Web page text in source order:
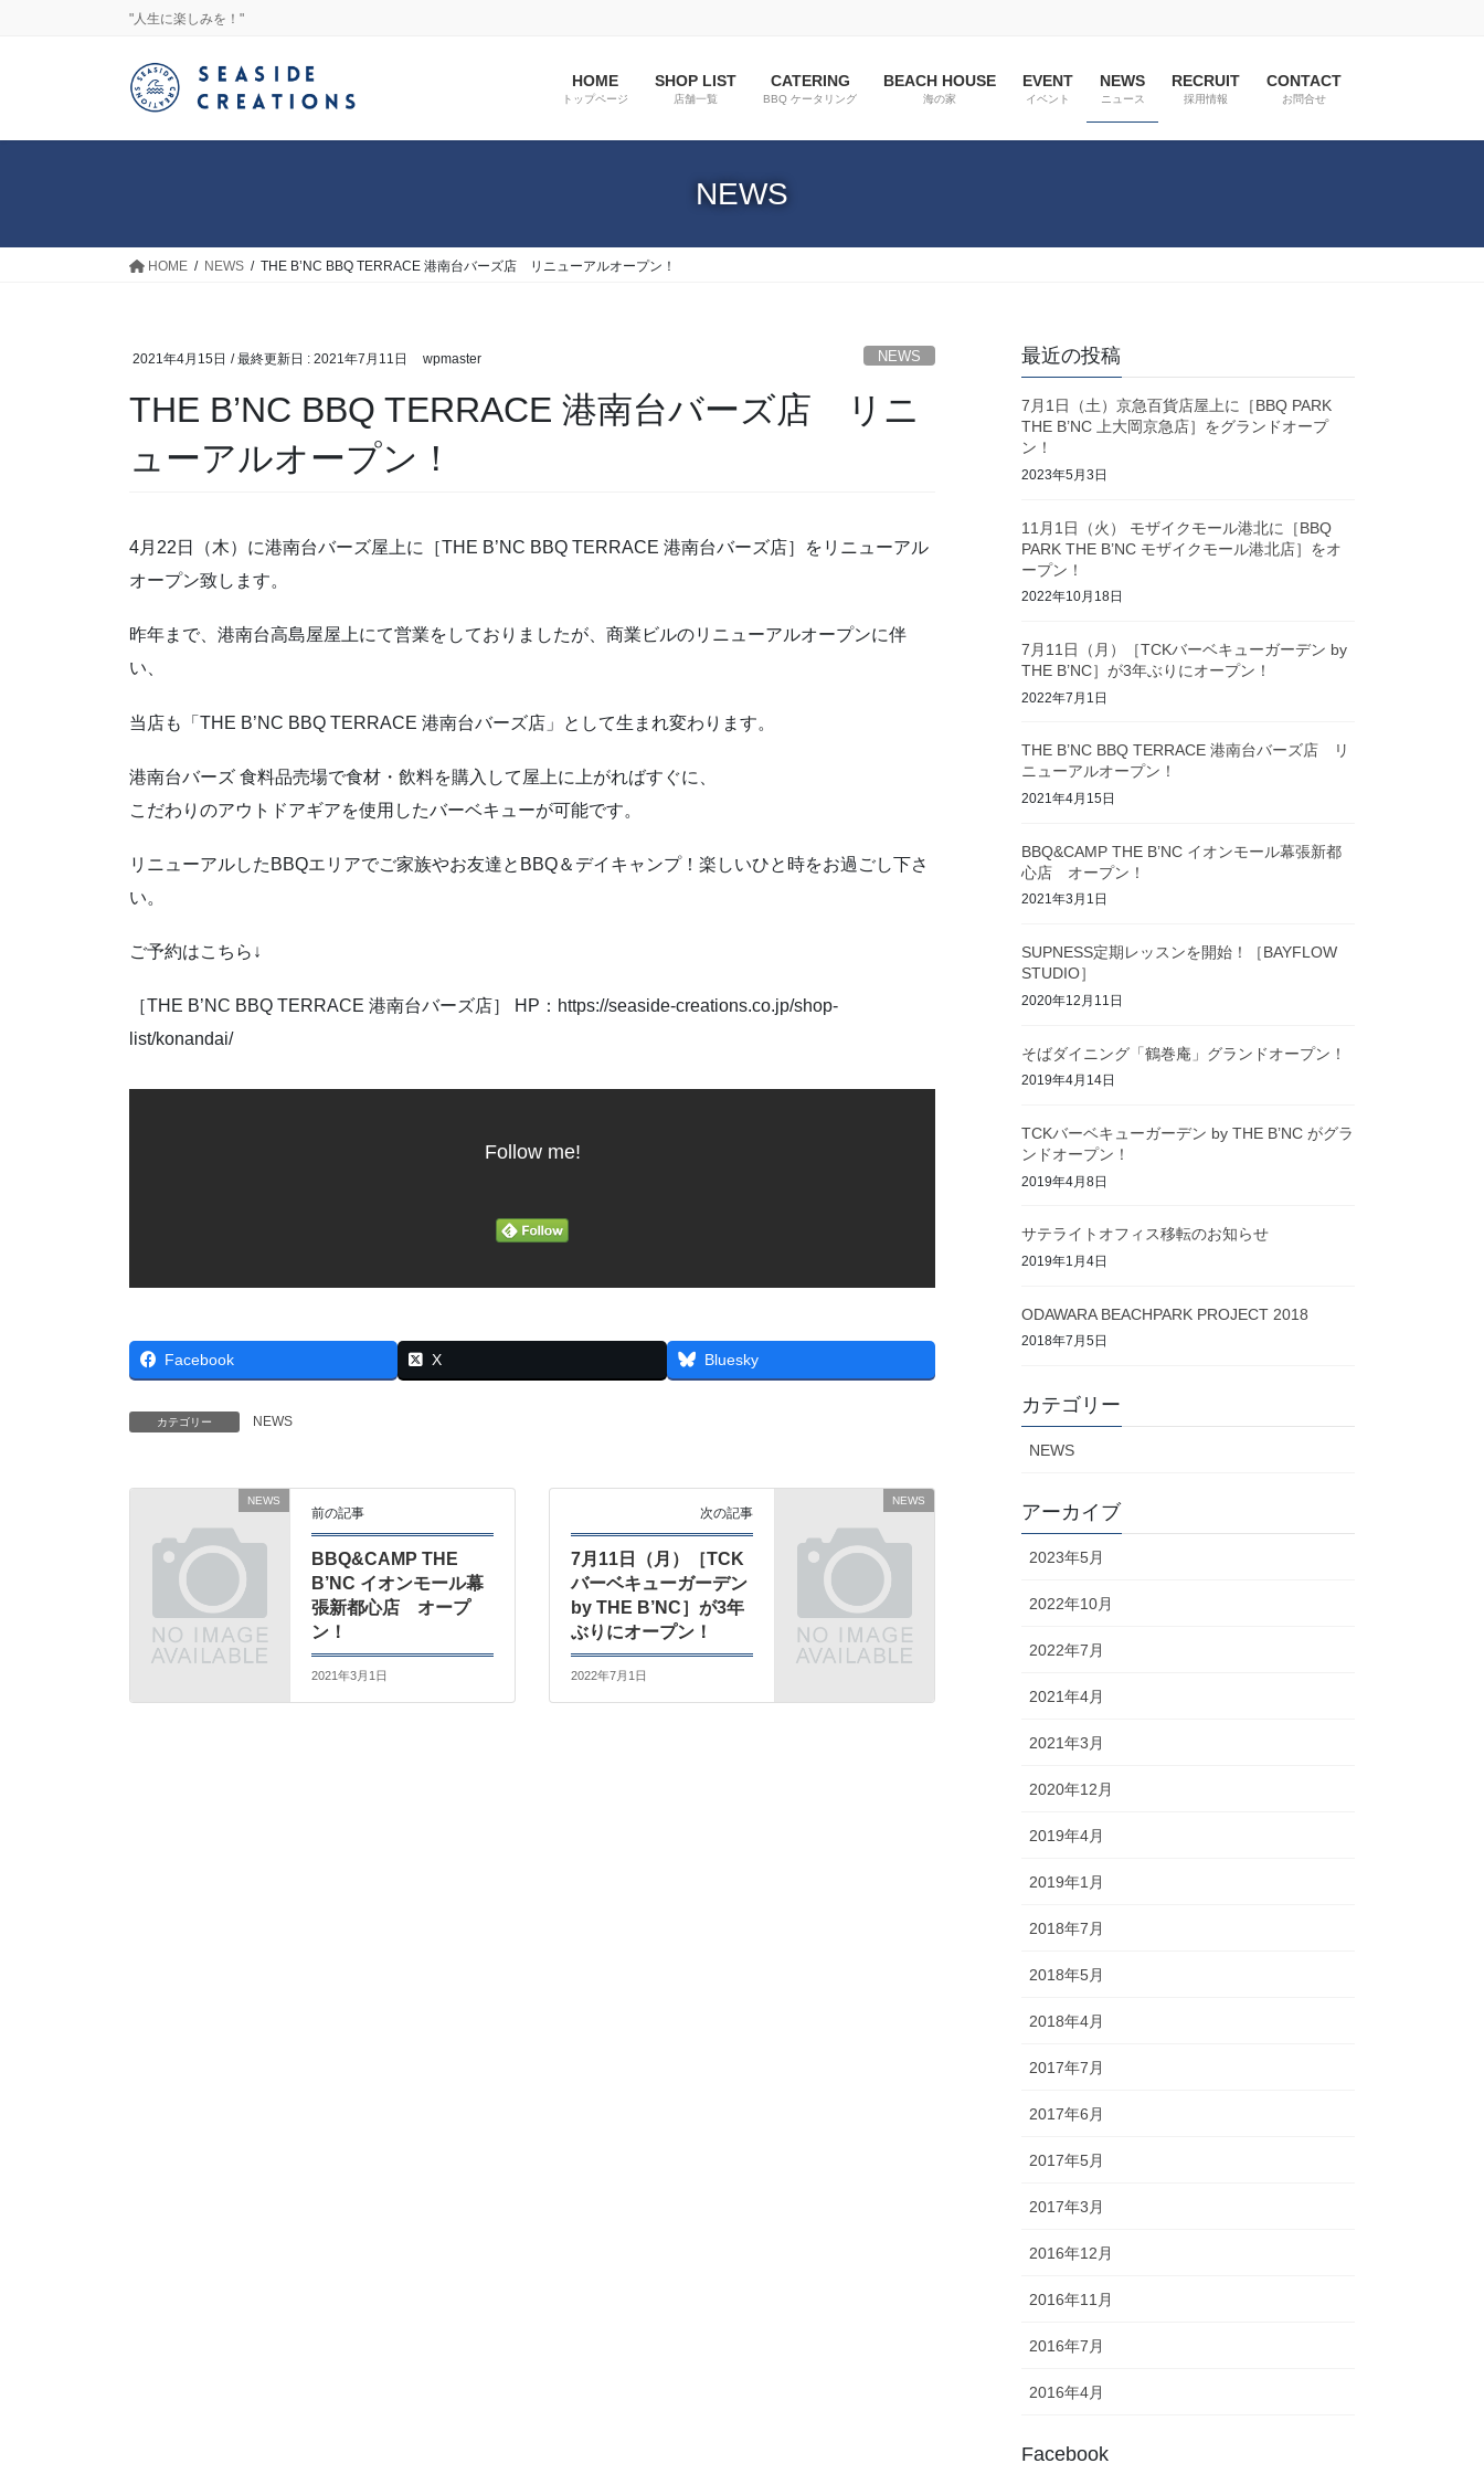
に
ョ
動
"人生に楽しみを！"
HOME
トップページ
SHOP LIST
店舗一覧
CATERING
BBQ ケータリング
BEACH HOUSE
海の家
EVENT
イベント
NEWS
ニュース
RECRUIT
採用情報
CONTACT
お問合せ
NEWS
HOME NEWS THE B’NC BBQ TERRACE 港南台バーズ店 リニューアルオープン！
2021年4月15日 / 最終更新日 : 2021年7月11日 wpmaster NEWS
THE B’NC BBQ TERRACE 港南台バーズ店 リニ
ューアルオープン！
4月22日（木）に港南台バーズ屋上に［THE B’NC BBQ TERRACE 港南台バーズ店］をリニューアル
オープン致します。
昨年まで、港南台高島屋屋上にて営業をしておりましたが、商業ビルのリニューアルオープンに伴
い、
当店も「THE B’NC BBQ TERRACE 港南台バーズ店」として生まれ変わります。
港南台バーズ 食料品売場で食材・飲料を購入して屋上に上がればすぐに、
こだわりのアウトドアギアを使用したバーベキューが可能です。
リニューアルしたBBQエリアでご家族やお友達とBBQ＆デイキャンプ！楽しいひと時をお過ごし下さ
い。
ご予約はこちら↓
［THE B’NC BBQ TERRACE 港南台バーズ店］ HP：https://seaside-creations.co.jp/shop-
list/konandai/
Follow me!
Facebook X Bluesky
カテゴリー NEWS
NEWS
前の記事
BBQ&CAMP THE
B’NC イオンモール幕
張新都心店 オープ
ン！
2021年3月1日
NEWS
次の記事
7月11日（月）［TCK
バーベキューガーデン
by THE B’NC］が3年
ぶりにオープン！
2022年7月1日
最近の投稿
7月1日（土）京急百貨店屋上に［BBQ PARK
THE B’NC 上大岡京急店］をグランドオープ
ン！
2023年5月3日
11月1日（火） モザイクモール港北に［BBQ
PARK THE B’NC モザイクモール港北店］をオ
ープン！
2022年10月18日
7月11日（月）［TCKバーベキューガーデン by
THE B’NC］が3年ぶりにオープン！
2022年7月1日
THE B’NC BBQ TERRACE 港南台バーズ店 リ
ニューアルオープン！
2021年4月15日
BBQ&CAMP THE B’NC イオンモール幕張新都
心店 オープン！
2021年3月1日
SUPNESS定期レッスンを開始！［BAYFLOW
STUDIO］
2020年12月11日
そばダイニング「鶴巻庵」グランドオープン！
2019年4月14日
TCKバーベキューガーデン by THE B’NC がグラ
ンドオープン！
2019年4月8日
サテライトオフィス移転のお知らせ
2019年1月4日
ODAWARA BEACHPARK PROJECT 2018
2018年7月5日
カテゴリー
NEWS
アーカイブ
2023年5月
2022年10月
2022年7月
2021年4月
2021年3月
2020年12月
2019年4月
2019年1月
2018年7月
2018年5月
2018年4月
2017年7月
2017年6月
2017年5月
2017年3月
2016年12月
2016年11月
2016年7月
2016年4月
Facebook